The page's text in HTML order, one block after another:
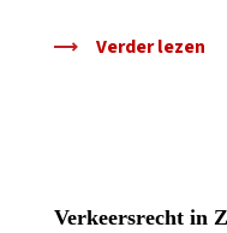
Verder lezen
Verkeersrecht in